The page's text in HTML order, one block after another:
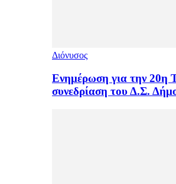
Διόνυσος
Ενημέρωση για την 20η
συνεδρίαση του Δ.Σ.